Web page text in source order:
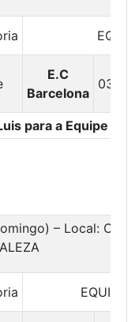
E.C
Barcelona
03
para a Equipe E.C
– Local:
EQUIPES